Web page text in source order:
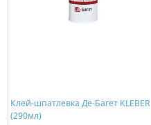
Клей-шпатлевка Де-Багет KLEBER
(290мл)